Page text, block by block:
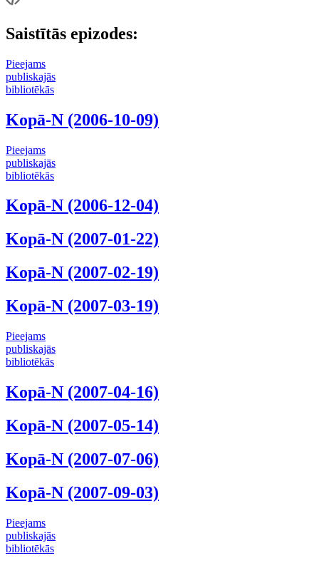
Saistītās epizodes:
Pieejams
publiskajās
bibliotēkās
Kopā-N (2006-10-09)
Pieejams
publiskajās
bibliotēkās
Kopā-N (2006-12-04)
Kopā-N (2007-01-22)
Kopā-N (2007-02-19)
Kopā-N (2007-03-19)
Pieejams
publiskajās
bibliotēkās
Kopā-N (2007-04-16)
Kopā-N (2007-05-14)
Kopā-N (2007-07-06)
Kopā-N (2007-09-03)
Pieejams
publiskajās
bibliotēkās